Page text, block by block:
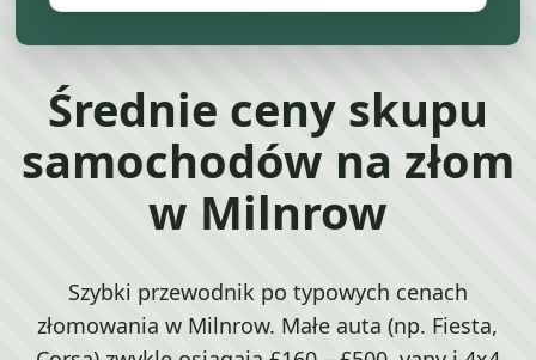
Średnie ceny skupu
samochodów na złom
w Milnrow
Szybki przewodnik po typowych cenach
złomowania w Milnrow. Małe auta (np. Fiesta,